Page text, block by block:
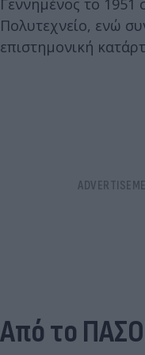
Γεννημένος το
Πολυτεχνείο, ενώ
επιστημονική
Από το